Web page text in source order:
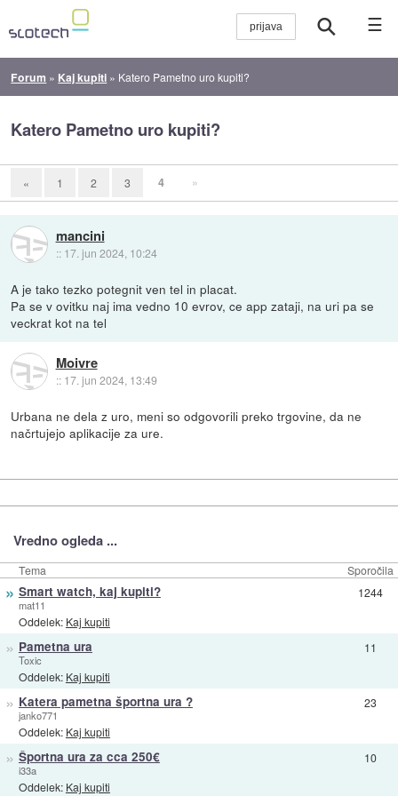
☰
Forum » Kaj kupiti » Katero Pametno uro kupiti?
Katero Pametno uro kupiti?
« 1 2 3 4 »
mancini
:: 17. jun 2024, 10:24
A je tako tezko potegnit ven tel in placat.
Pa se v ovitku naj ima vedno 10 evrov, ce app zataji, na uri pa se
veckrat kot na tel
Moivre
:: 17. jun 2024, 13:49
Urbana ne dela z uro, meni so odgovorili preko trgovine, da ne
načrtujejo aplikacije za ure.
Vredno ogleda ...
Tema Sporočila
» Smart watch, kaj kupiti?
mat11
Oddelek: Kaj kupiti
1244
» Pametna ura
Toxic
Oddelek: Kaj kupiti
11
» Katera pametna športna ura ?
janko771
Oddelek: Kaj kupiti
23
» Športna ura za cca 250€
i33a
Oddelek: Kaj kupiti
10